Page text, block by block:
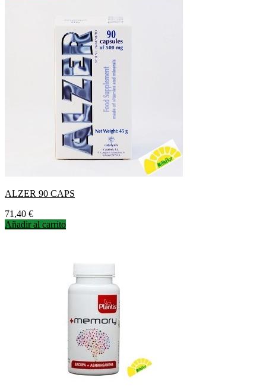
ALZER 90 CAPS
Precio
71,40 €
Añadir al carrito